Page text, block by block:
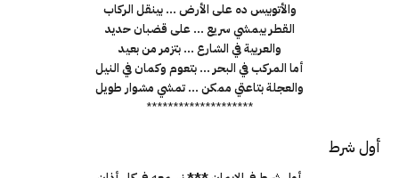
والأتوبيس ده على الأرض … بينقل الركاب
القطر بيمشي سريع … على قضبان حديد
والعربية في الشارع … بتزمر من بعيد
أما المركب في البحر … بتعوم وكمان في النيل
والعجلة بتاعتي ممكن … تمشي مشوار طويل
********************
أول شرط